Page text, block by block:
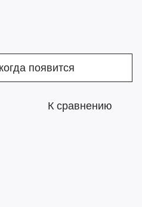
появится
К сравнению